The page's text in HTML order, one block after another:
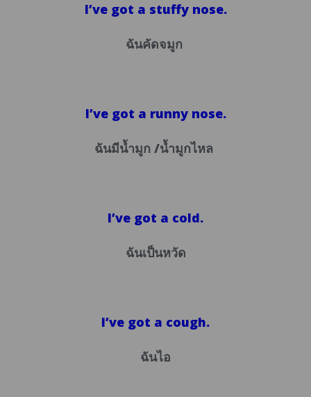
I’ve got a stuffy nose.
ฉันคัดจมูก
I’ve got a runny nose.
ฉันมีน้ำมูก /น้ำมูกไหล
I’ve got a cold.
ฉันเป็นหวัด
I’ve got a cough.
ฉันไอ